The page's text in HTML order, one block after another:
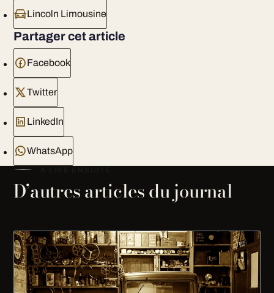
Lincoln Limousine
Partager cet article
Facebook
Twitter
LinkedIn
WhatsApp
D’autres articles du journal